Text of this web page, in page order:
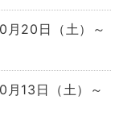
20日（土）～
13日（土）～